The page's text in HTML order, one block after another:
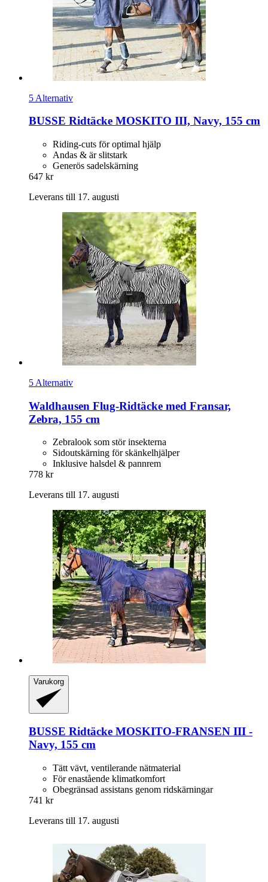
5 Alternativ
BUSSE Ridtäcke MOSKITO III, Navy, 155 cm
Riding-cuts för optimal hjälp
Andas & är slitstark
Generös sadelskärning
647 kr
Leverans till 17. augusti
5 Alternativ
Waldhausen Flug-​Ridtäcke med Fransar,
Zebra, 155 cm
Zebralook som stör insekterna
Sidoutskärning för skänkelhjälper
Inklusive halsdel & pannrem
778 kr
Leverans till 17. augusti
Varukorg
BUSSE Ridtäcke MOSKITO-​FRANSEN III -​
Navy, 155 cm
Tätt vävt, ventilerande nätmaterial
För enastående klimatkomfort
Obegränsad assistans genom ridskärningar
741 kr
Leverans till 17. augusti